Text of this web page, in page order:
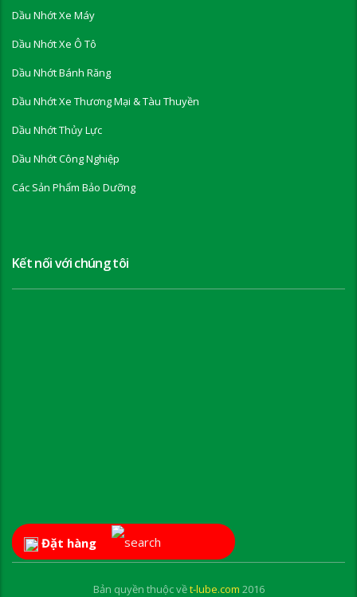
Đặt hàng
Dầu Nhớt Xe Máy
Dầu Nhớt Xe Ô Tô
Dầu Nhớt Bánh Răng
Dầu Nhớt Xe Thương Mại & Tàu Thuyền
Dầu Nhớt Thủy Lực
Dầu Nhớt Công Nghiệp
Các Sản Phẩm Bảo Dưỡng
Kết nối với chúng tôi
Bản quyền thuộc vềt-lube.com 2016